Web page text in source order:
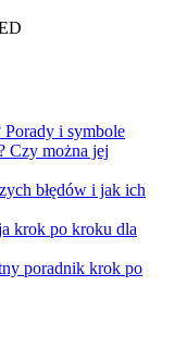
i symbole
Czy można jej
błędów i jak ich
krok po kroku dla
poradnik krok po